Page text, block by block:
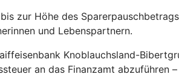
zur Höhe des
und Lebenspartnern.
Knoblauchsland-
an das Finanzamt abzuführen